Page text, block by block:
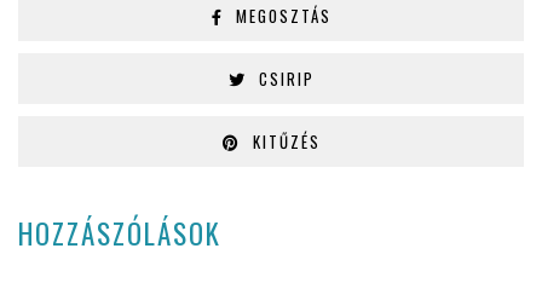
MEGOSZTÁS
CSIRIP
KITŰZÉS
HOZZÁSZÓLÁSOK